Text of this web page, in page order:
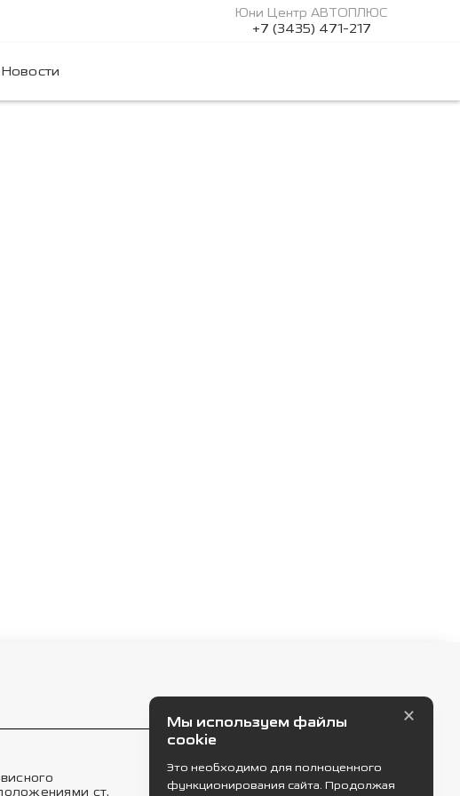
+7 (3435) 471-217
Юни Центр АВТОПЛЮС
Новости
ст.
Работает на технологиях
Мы используем файлы
cookie
Это необходимо для полноценного
функционирования сайта. Продолжая
×